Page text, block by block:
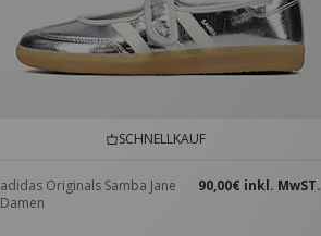
SCHNELLKAUF
adidas Originals Samba Jane
Damen
90,00€ inkl. MwST.